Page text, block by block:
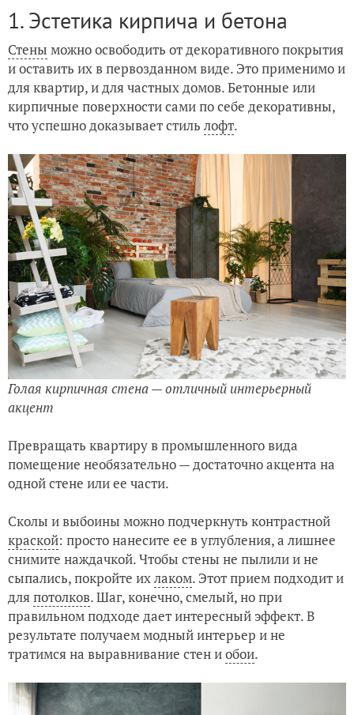
1. Эстетика кирпича и бетона
Стены можно освободить от декоративного покрытия
и оставить их в первозданном виде. Это применимо и
для квартир, и для частных домов. Бетонные или
кирпичные поверхности сами по себе декоративны,
что успешно доказывает стиль лофт.
Голая кирпичная стена — отличный интерьерный
акцент
Превращать квартиру в промышленного вида
помещение необязательно — достаточно акцента на
одной стене или ее части.
Сколы и выбоины можно подчеркнуть контрастной
краской: просто нанесите ее в углубления, а лишнее
снимите наждачкой. Чтобы стены не пылили и не
сыпались, покройте ихлаком. Этот прием подходит и
дляпотолков. Шаг, конечно, смелый, но при
правильном подходе дает интересный эффект. В
результате получаем модный интерьер и не
тратимся на выравнивание стен иобои.